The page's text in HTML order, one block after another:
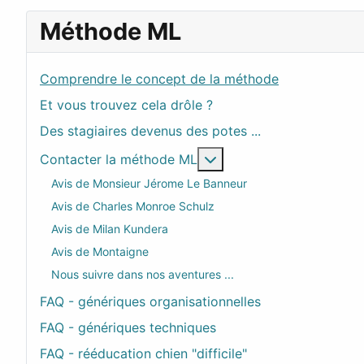
Méthode ML
Comprendre le concept de la méthode
Et vous trouvez cela drôle ?
Des stagiaires devenus des potes ...
Contacter la méthode ML
Avis de Monsieur Jérome Le Banneur
Avis de Charles Monroe Schulz
Avis de Milan Kundera
Avis de Montaigne
Nous suivre dans nos aventures ...
FAQ - génériques organisationnelles
FAQ - génériques techniques
FAQ - rééducation chien "difficile"